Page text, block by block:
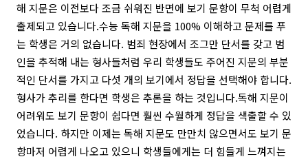
해 지문은 이전보다 조금 쉬워진 반면에 보기 문항이 무척 어렵게
출제되고 있습니다.수능 독해 지문을 100% 이해하고 문제를 푸
는 학생은 거의 없습니다. 범죄 현장에서 조그만 단서를 갖고 범
인을 추적해 내는 형사들처럼 우리 학생들도 주어진 지문의 부분
적인 단서를 가지고 다섯 개의 보기에서 정답을 선택해야 합니다.
형사가 추리를 한다면 학생은 추론을 하는 것입니다.독해 지문이
어려워도 보기 문항이 쉽다면 훨씬 수월하게 정답을 색출할 수 있
었습니다. 하지만 이제는 독해 지문도 만만치 않으면서도 보기 문
항마저 어렵게 나오고 있으니 학생들에게는 더 힘들게 느껴지는